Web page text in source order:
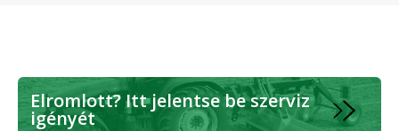
Elromlott? Itt jelentse be szerviz
igényét